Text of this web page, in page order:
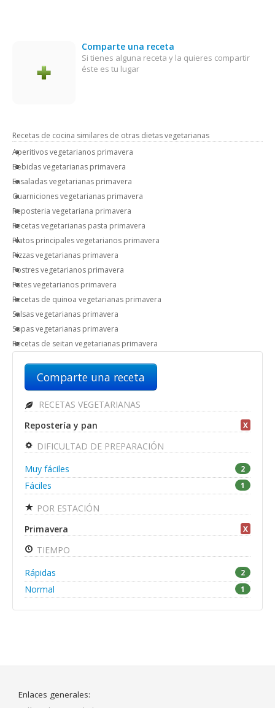
Comparte una receta
Si tienes alguna receta y la quieres compartir
éste es tu lugar
Recetas de cocina similares de otras dietas vegetarianas
Aperitivos vegetarianos primavera
Bebidas vegetarianas primavera
Ensaladas vegetarianas primavera
Guarniciones vegetarianas primavera
Reposteria vegetariana primavera
Recetas vegetarianas pasta primavera
Platos principales vegetarianos primavera
Pizzas vegetarianas primavera
Postres vegetarianos primavera
Pates vegetarianos primavera
Recetas de quinoa vegetarianas primavera
Salsas vegetarianas primavera
Sopas vegetarianas primavera
Recetas de seitan vegetarianas primavera
Comparte una receta
RECETAS VEGETARIANAS
Repostería y pan
X
DIFICULTAD DE PREPARACIÓN
Muy fáciles
2
Fáciles 1
POR ESTACIÓN
Primavera
X
TIEMPO
Rápidas
2
Normal 1
Enlaces generales: